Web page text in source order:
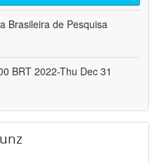
Brasileira de Pesquisa
BRT 2022-Thu Dec 31